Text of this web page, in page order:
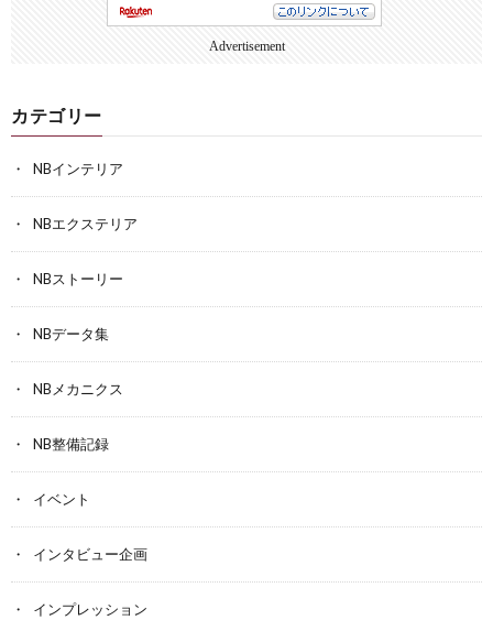
Advertisement
カテゴリー
NBインテリア
NBエクステリア
NBストーリー
NBデータ集
NBメカニクス
NB整備記録
イベント
インタビュー企画
インプレッション